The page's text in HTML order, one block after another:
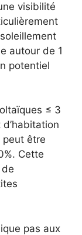
visibilité
autour de 1
potentiel
≤ 3
peut être
Cette
pas aux